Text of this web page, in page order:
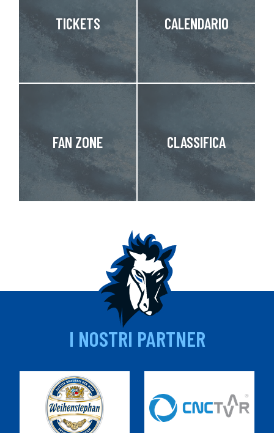
TICKETS CALENDARIO
FAN ZONE CLASSIFICA
I NOSTRI PARTNER